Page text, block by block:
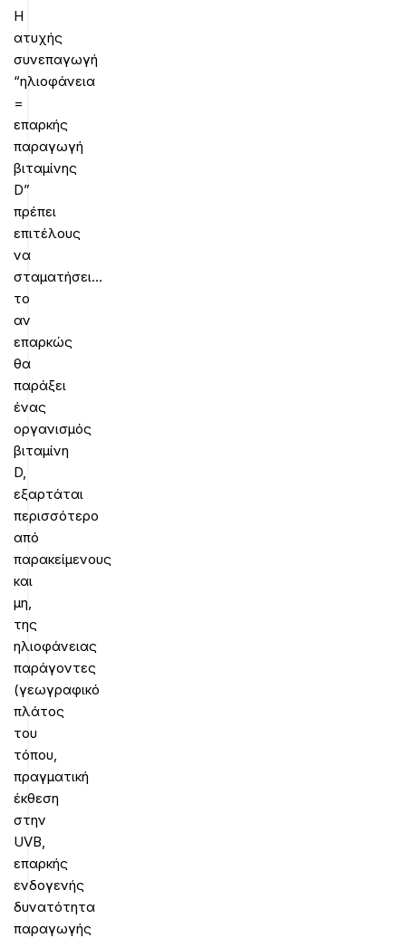
Η
ατυχής
συνεπαγωγή
“ηλιοφάνεια
=
επαρκής
παραγωγή
βιταμίνης
D”
πρέπει
επιτέλους
να
σταματήσει…
το
αν
επαρκώς
θα
παράξει
ένας
οργανισμός
βιταμίνη
D,
εξαρτάται
περισσότερο
από
παρακείμενους
και
μη,
της
ηλιοφάνειας
παράγοντες
(γεωγραφικό
πλάτος
του
τόπου,
πραγματική
έκθεση
στην
UVB,
επαρκής
ενδογενής
δυνατότητα
παραγωγής